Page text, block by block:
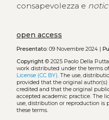
consapevolezza e
open access
Presentato:09 Novembre 2024 |
Copyright© 2025 Paolo Della
work distributed under the terms
License (CC BY). The use,
provided that the original
credited and that the original
accepted academic practice. The
use, distribution or reproduction
these terms.